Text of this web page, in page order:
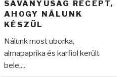
SAVANYÚSÁG RECEPT,
AHOGY NÁLUNK
KÉSZÜL
Nálunk most uborka,
almapaprika és karfiol került
bele,...